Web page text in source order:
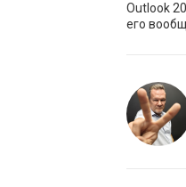
Outlook
его